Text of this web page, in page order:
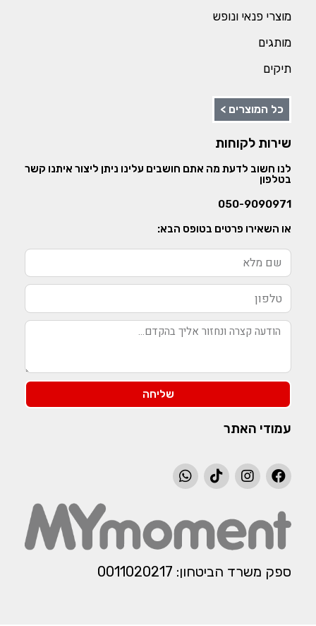
מוצרי פנאי ונופש
מותגים
תיקים
כל המוצרים >
שירות לקוחות
לנו חשוב לדעת מה אתם חושבים עלינו ניתן ליצור איתנו קשר
בטלפון
050-9090971
או השאירו פרטים בטופס הבא:
שליחה
עמודי האתר
ספק משרד הביטחון: 0011020217​​